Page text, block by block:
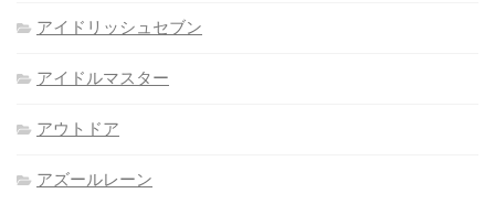
アイドリッシュセブン
アイドルマスター
アウトドア
アズールレーン